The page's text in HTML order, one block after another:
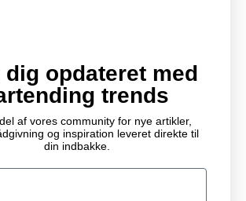
og drinksbøger
Litteratur 2
grundbog – Den ultimative
cocktailkunsten
dig opdateret med
trends
af vores community for nye artikler,
og inspiration leveret direkte til
din indbakke.